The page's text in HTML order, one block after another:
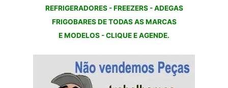
REFRIGERADORES - FREEZERS - ADEGAS
FRIGOBARES DE TODAS AS MARCAS
E MODELOS - CLIQUE E AGENDE.